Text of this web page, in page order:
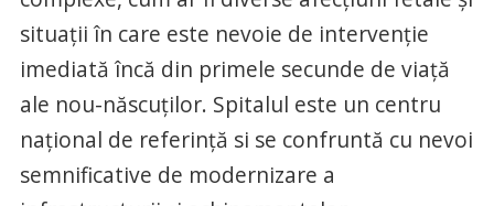
situații în care este nevoie de intervenție
imediată încă din primele secunde de viață
ale nou-născuților. Spitalul este un centru
național de referință si se confruntă cu nevoi
semnificative de modernizare a